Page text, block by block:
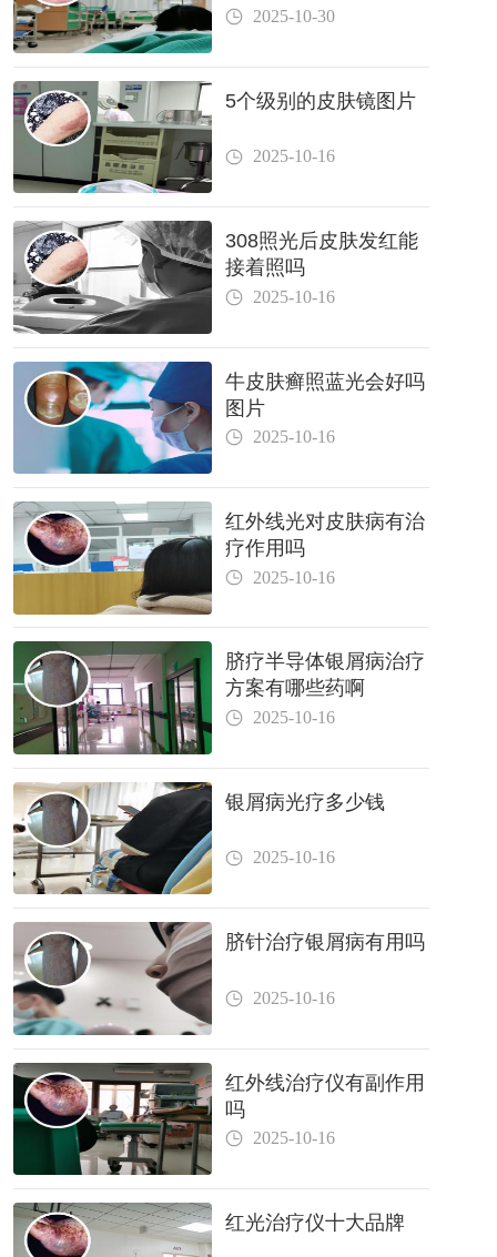
2025-10-30
5个级别的皮肤镜图片
2025-10-16
308照光后皮肤发红能
接着照吗
2025-10-16
牛皮肤癣照蓝光会好吗
图片
2025-10-16
红外线光对皮肤病有治
疗作用吗
2025-10-16
脐疗半导体银屑病治疗
方案有哪些药啊
2025-10-16
银屑病光疗多少钱
2025-10-16
脐针治疗银屑病有用吗
2025-10-16
红外线治疗仪有副作用
吗
2025-10-16
红光治疗仪十大品牌